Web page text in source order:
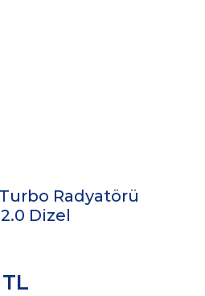
Radyatörü
Dizel